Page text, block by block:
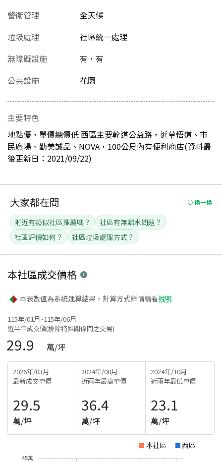
警衛管理
全天候
垃圾處理
社區統一處理
無障礙設施
有，有
公共設施
花園
主要特色
地點優，單價總價低 西區主要幹道公益路，近草悟道、市
民廣場、勤美誠品、NOVA，100公尺內有便利商店(資料最
後更新日：2021/09/22)
大家都在問 換一換
附近有類似社區推薦嗎？
社區有無漏水問題？
社區評價如何？
社區垃圾處理方式？
本社區成交價格
本表數值為系統運算結果，計算方式詳情請看說明
115年/01月~115年/06月
近半年成交價(排除特殊關係間之交易)
29.9 萬/坪
2026年/03月
最新成交單價
29.5
萬/坪
2024年/08月
近兩年最高單價
36.4
萬/坪
2024年/10月
近兩年最低單價
23.1
萬/坪
本社區 西區
45萬